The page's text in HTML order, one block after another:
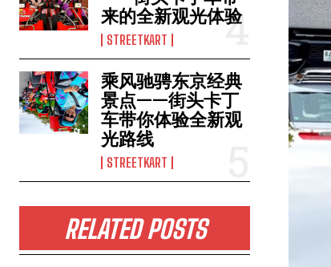
来的全新观光体验
STREETKART
乘风驰骋东京经典
景点——街头卡丁
车带你体验全新观
光路线
STREETKART
RELATED POSTS